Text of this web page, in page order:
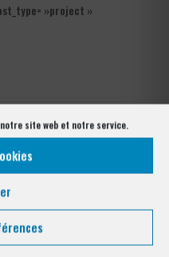
site web et notre service.
»project »